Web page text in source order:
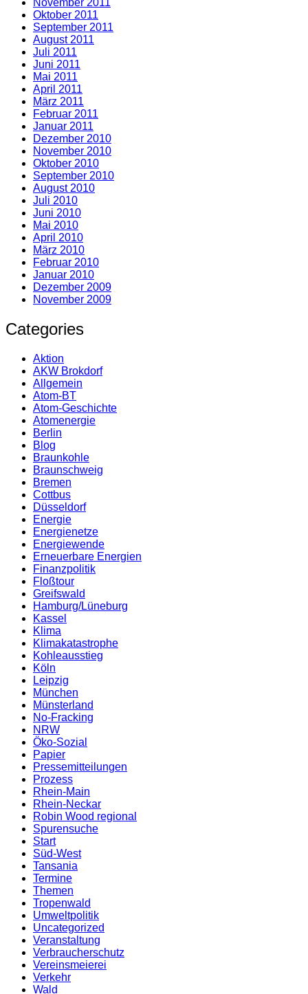
November 2011
Oktober 2011
September 2011
August 2011
Juli 2011
Juni 2011
Mai 2011
April 2011
März 2011
Februar 2011
Januar 2011
Dezember 2010
November 2010
Oktober 2010
September 2010
August 2010
Juli 2010
Juni 2010
Mai 2010
April 2010
März 2010
Februar 2010
Januar 2010
Dezember 2009
November 2009
Categories
Aktion
AKW Brokdorf
Allgemein
Atom-BT
Atom-Geschichte
Atomenergie
Berlin
Blog
Braunkohle
Braunschweig
Bremen
Cottbus
Düsseldorf
Energie
Energienetze
Energiewende
Erneuerbare Energien
Finanzpolitik
Floßtour
Greifswald
Hamburg/Lüneburg
Kassel
Klima
Klimakatastrophe
Kohleausstieg
Köln
Leipzig
München
Münsterland
No-Fracking
NRW
Öko-Sozial
Papier
Pressemitteilungen
Prozess
Rhein-Main
Rhein-Neckar
Robin Wood regional
Spurensuche
Start
Süd-West
Tansania
Termine
Themen
Tropenwald
Umweltpolitik
Uncategorized
Veranstaltung
Verbraucherschutz
Vereinsmeierei
Verkehr
Wald